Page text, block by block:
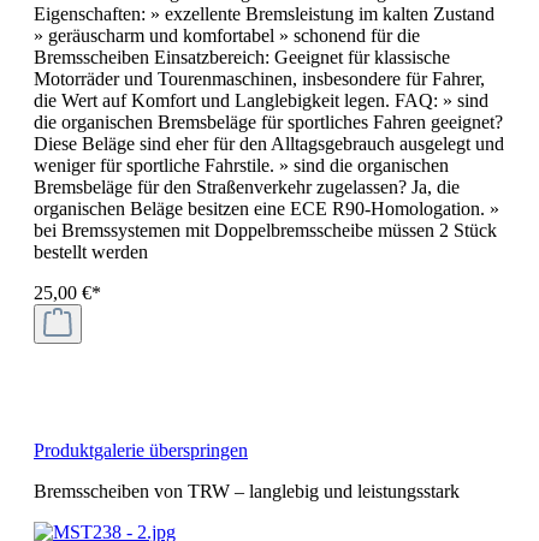
Eigenschaften: » exzellente Bremsleistung im kalten Zustand
» geräuscharm und komfortabel » schonend für die
Bremsscheiben Einsatzbereich: Geeignet für klassische
Motorräder und Tourenmaschinen, insbesondere für Fahrer,
die Wert auf Komfort und Langlebigkeit legen. FAQ: » sind
die organischen Bremsbeläge für sportliches Fahren geeignet?
Diese Beläge sind eher für den Alltagsgebrauch ausgelegt und
weniger für sportliche Fahrstile. » sind die organischen
Bremsbeläge für den Straßenverkehr zugelassen? Ja, die
organischen Beläge besitzen eine ECE R90-Homologation. »
bei Bremssystemen mit Doppelbremsscheibe müssen 2 Stück
bestellt werden
25,00 €*
Produktgalerie überspringen
Bremsscheiben von TRW – langlebig und leistungsstark